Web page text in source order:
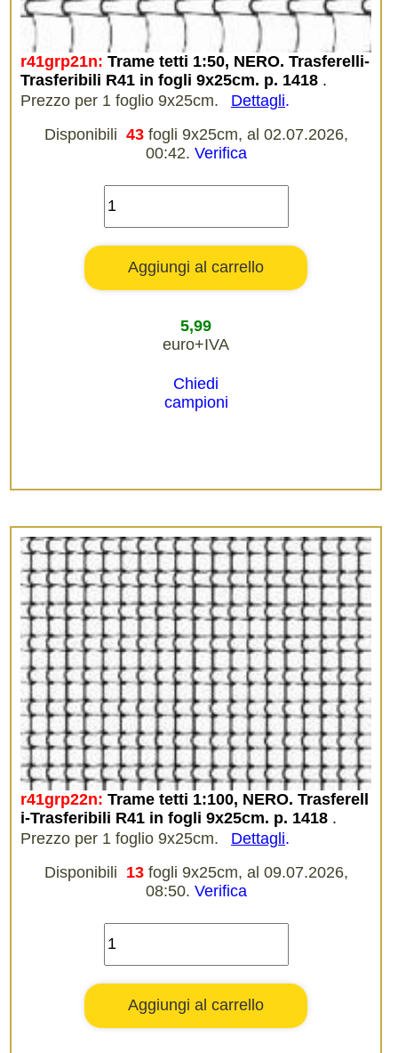
r41grp21n: Trame tetti 1:50, NERO. Trasferelli-
Trasferibili R41 in fogli 9x25cm. p. 1418 .
Prezzo per 1 foglio 9x25cm.
Dettagli.
Disponibili 43 fogli 9x25cm, al 02.07.2026,
00:42. Verifica
5,99
euro+IVA
Chiedi
campioni
r41grp22n: Trame tetti 1:100, NERO. Trasferell
i-Trasferibili R41 in fogli 9x25cm. p. 1418 .
Prezzo per 1 foglio 9x25cm.
Dettagli.
Disponibili 13 fogli 9x25cm, al 09.07.2026,
08:50. Verifica